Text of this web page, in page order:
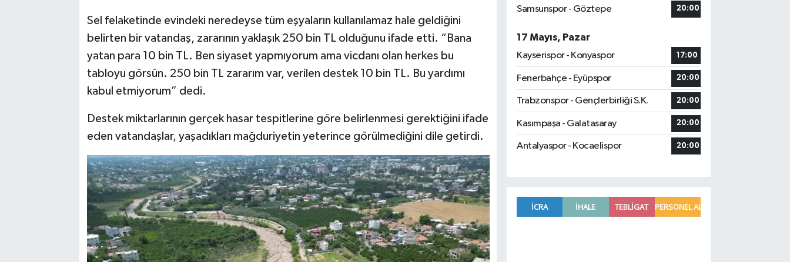
Sel felaketinde evindeki neredeyse tüm eşyaların kullanılamaz hale geldiğini
belirten bir vatandaş, zararının yaklaşık 250 bin TL olduğunu ifade etti. “Bana
yatan para 10 bin TL. Ben siyaset yapmıyorum ama vicdanı olan herkes bu
tabloyu görsün. 250 bin TL zararım var, verilen destek 10 bin TL. Bu yardımı
kabul etmiyorum” dedi.
Destek miktarlarının gerçek hasar tespitlerine göre belirlenmesi gerektiğini ifade
eden vatandaşlar, yaşadıkları mağduriyetin yeterince görülmediğini dile getirdi.
Samsunspor - Göztepe 20:00
17 Mayıs, Pazar
Kayserispor - Konyaspor
17:00
Fenerbahçe - Eyüpspor 20:00
Trabzonspor - Gençlerbirliği S.K. 20:00
Kasımpaşa - Galatasaray 20:00
Antalyaspor - Kocaelispor 20:00